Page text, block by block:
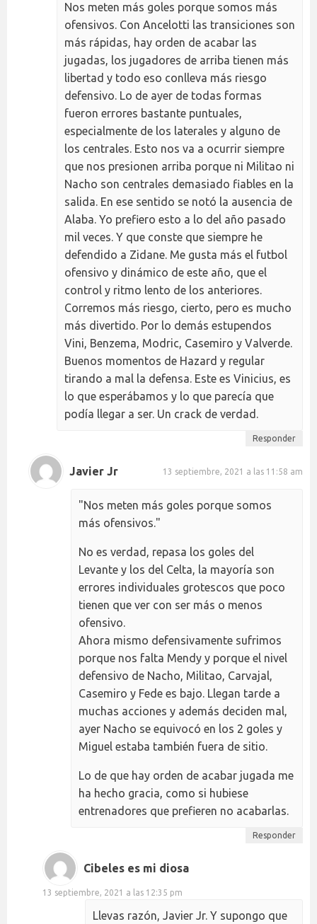
Nos meten más goles porque somos más
ofensivos. Con Ancelotti las transiciones son
más rápidas, hay orden de acabar las
jugadas, los jugadores de arriba tienen más
libertad y todo eso conlleva más riesgo
defensivo. Lo de ayer de todas formas
fueron errores bastante puntuales,
especialmente de los laterales y alguno de
los centrales. Esto nos va a ocurrir siempre
que nos presionen arriba porque ni Militao ni
Nacho son centrales demasiado fiables en la
salida. En ese sentido se notó la ausencia de
Alaba. Yo prefiero esto a lo del año pasado
mil veces. Y que conste que siempre he
defendido a Zidane. Me gusta más el futbol
ofensivo y dinámico de este año, que el
control y ritmo lento de los anteriores.
Corremos más riesgo, cierto, pero es mucho
más divertido. Por lo demás estupendos
Vini, Benzema, Modric, Casemiro y Valverde.
Buenos momentos de Hazard y regular
tirando a mal la defensa. Este es Vinicius, es
lo que esperábamos y lo que parecía que
podía llegar a ser. Un crack de verdad.
Responder
Javier Jr 13 septiembre, 2021 a las 11:58 am
"Nos meten más goles porque somos
más ofensivos."
No es verdad, repasa los goles del
Levante y los del Celta, la mayoría son
errores individuales grotescos que poco
tienen que ver con ser más o menos
ofensivo.
Ahora mismo defensivamente sufrimos
porque nos falta Mendy y porque el nivel
defensivo de Nacho, Militao, Carvajal,
Casemiro y Fede es bajo. Llegan tarde a
muchas acciones y además deciden mal,
ayer Nacho se equivocó en los 2 goles y
Miguel estaba también fuera de sitio.
Lo de que hay orden de acabar jugada me
ha hecho gracia, como si hubiese
entrenadores que prefieren no acabarlas.
Responder
Cibeles es mi diosa
13 septiembre, 2021 a las 12:35 pm
Llevas razón, Javier Jr. Y supongo que